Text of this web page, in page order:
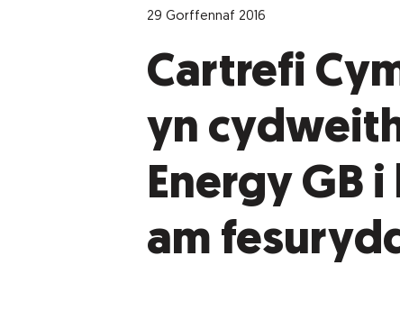
29 Gorffennaf 2016
Cartrefi
yn
Energy GB
am